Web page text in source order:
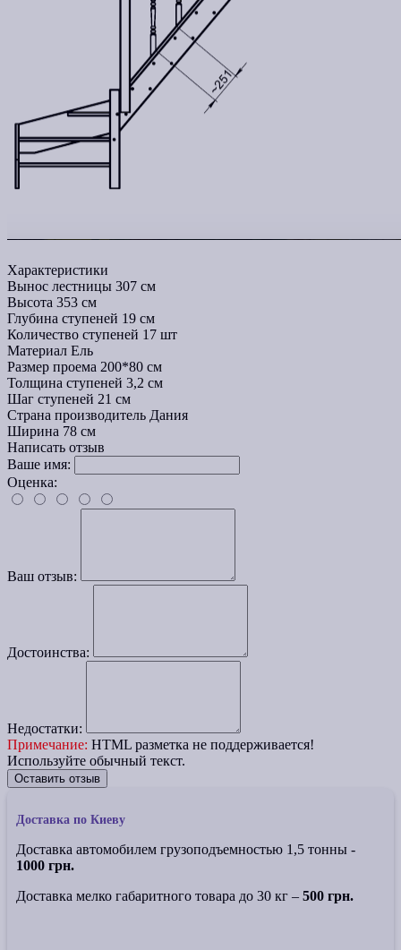
Характеристики
Вынос лестницы 307 см
Высота 353 см
Глубина ступеней 19 см
Количество ступеней 17 шт
Материал Ель
Размер проема 200*80 см
Толщина ступеней 3,2 см
Шаг ступеней 21 см
Страна производитель Дания
Ширина 78 см
Написать отзыв
Ваше имя:
Оценка:
Ваш отзыв:
Достоинства:
Недостатки:
Примечание: HTML разметка не поддерживается!
Используйте обычный текст.
Оставить отзыв
Доставка по Киеву
Доставка автомобилем грузоподъемностью 1,5 тонны -
1000 грн.
Доставка мелко габаритного товара до 30 кг – 500 грн.